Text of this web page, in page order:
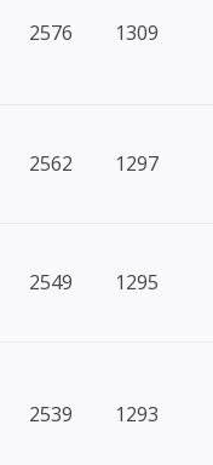
2576 1309
2562 1297
2549 1295
2539 1293